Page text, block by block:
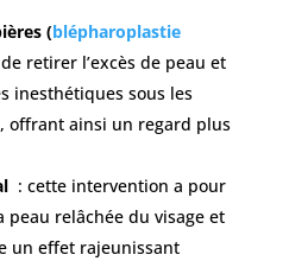
(blépharoplastie
retirer l’excès de peau et
inesthétiques sous les
offrant ainsi un regard plus
: cette intervention a pour
relâchée du visage et
un effet rajeunissant